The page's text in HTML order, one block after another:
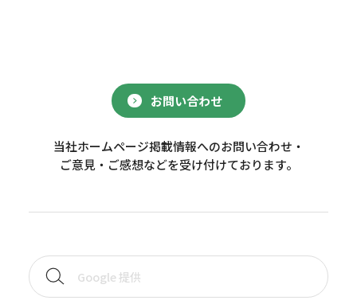
お問い合わせ
当社ホームページ掲載情報へのお問い合わせ・
ご意見・ご感想などを受け付けております。